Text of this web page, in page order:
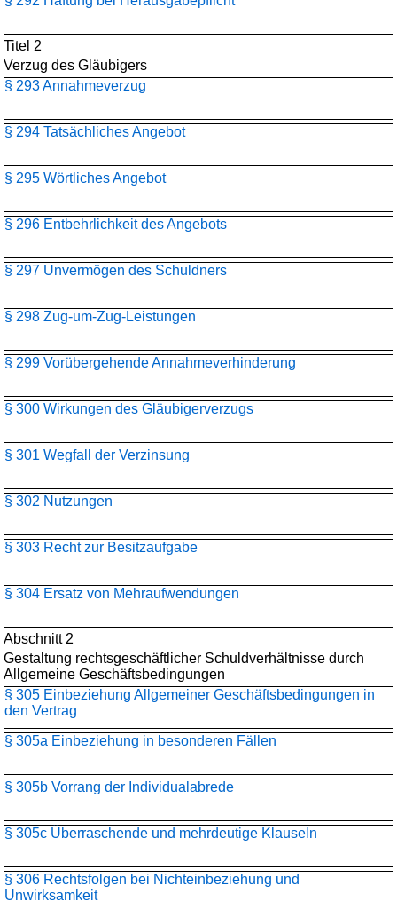
Titel 2
Verzug des Gläubigers
§ 293 Annahmeverzug
§ 294 Tatsächliches Angebot
§ 295 Wörtliches Angebot
§ 296 Entbehrlichkeit des Angebots
§ 297 Unvermögen des Schuldners
§ 298 Zug-um-Zug-Leistungen
§ 299 Vorübergehende Annahmeverhinderung
§ 300 Wirkungen des Gläubigerverzugs
§ 301 Wegfall der Verzinsung
§ 302 Nutzungen
§ 303 Recht zur Besitzaufgabe
§ 304 Ersatz von Mehraufwendungen
Abschnitt 2
Gestaltung rechtsgeschäftlicher Schuldverhältnisse durch
Allgemeine Geschäftsbedingungen
§ 305 Einbeziehung Allgemeiner Geschäftsbedingungen in
den Vertrag
§ 305a Einbeziehung in besonderen Fällen
§ 305b Vorrang der Individualabrede
§ 305c Überraschende und mehrdeutige Klauseln
§ 306 Rechtsfolgen bei Nichteinbeziehung und
Unwirksamkeit